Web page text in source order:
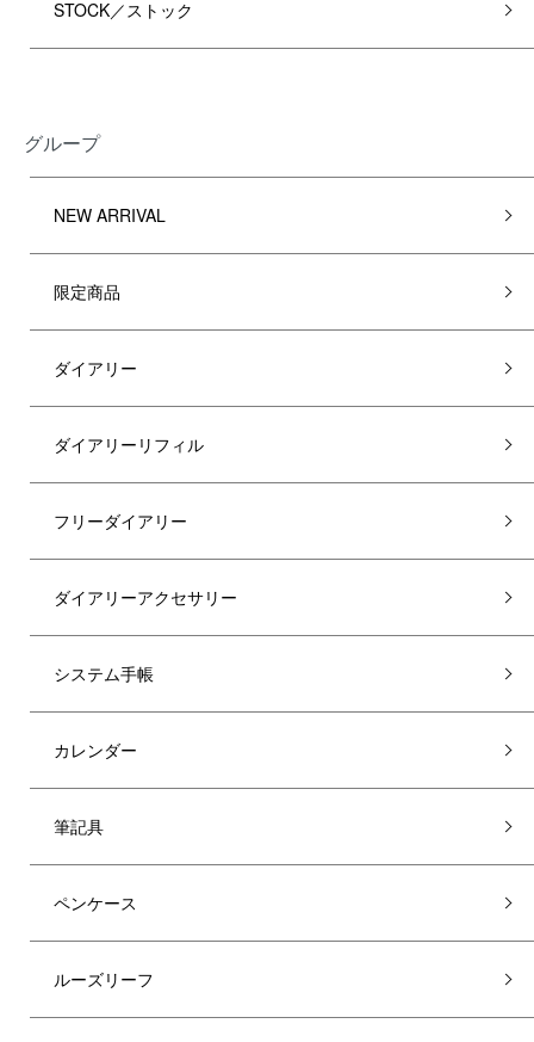
STOCK／ストック
グループ
NEW ARRIVAL
限定商品
ダイアリー
ダイアリーリフィル
フリーダイアリー
ダイアリーアクセサリー
システム手帳
カレンダー
筆記具
ペンケース
ルーズリーフ